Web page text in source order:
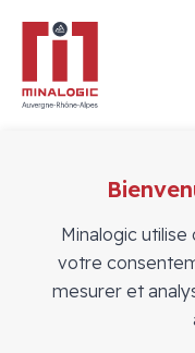
Minalogic
votre
mesurer et